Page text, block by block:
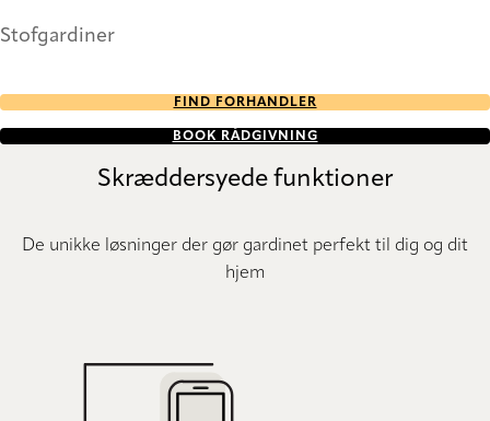
Stofgardiner
FIND FORHANDLER
BOOK RÅDGIVNING
Skræddersyede funktioner
De unikke løsninger der gør gardinet perfekt til dig og dit
hjem